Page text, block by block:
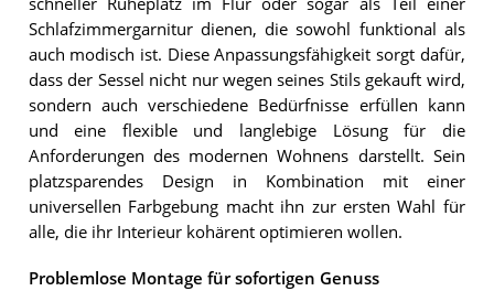
Schlafzimmergarnitur dienen, die sowohl funktional als
auch modisch ist. Diese Anpassungsfähigkeit sorgt dafür,
dass der Sessel nicht nur wegen seines Stils gekauft wird,
sondern auch verschiedene Bedürfnisse erfüllen kann
und eine flexible und langlebige Lösung für die
Anforderungen des modernen Wohnens darstellt. Sein
platzsparendes Design in Kombination mit einer
universellen Farbgebung macht ihn zur ersten Wahl für
alle, die ihr Interieur kohärent optimieren wollen.
Problemlose Montage für sofortigen Genuss